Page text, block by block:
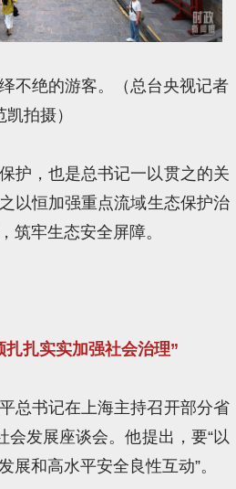
不绝的游客。（总台央视记者
凯拍摄）
护，也是总书记一以贯之的关
以恒加强重点流域生态保护治
筑牢生态安全屏障。
扎实实加强社会治理”
总书记在上海主持召开部分省
会发展座谈会。他提出，要“以
展和高水平安全良性互动”。